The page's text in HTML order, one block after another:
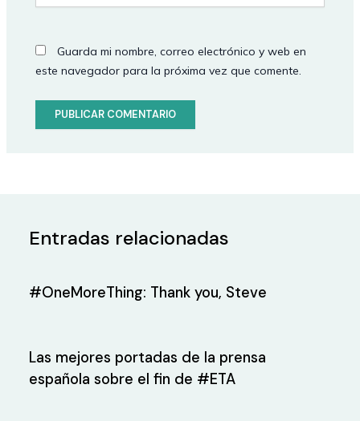
Guarda mi nombre, correo electrónico y web en
este navegador para la próxima vez que comente.
Entradas relacionadas
#OneMoreThing: Thank you, Steve
Las mejores portadas de la prensa
española sobre el fin de #ETA